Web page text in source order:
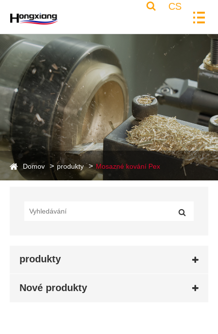
CS
Domov produkty Mosazné kování Pex
produkty
Nové produkty